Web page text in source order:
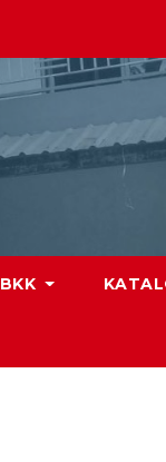
BKK